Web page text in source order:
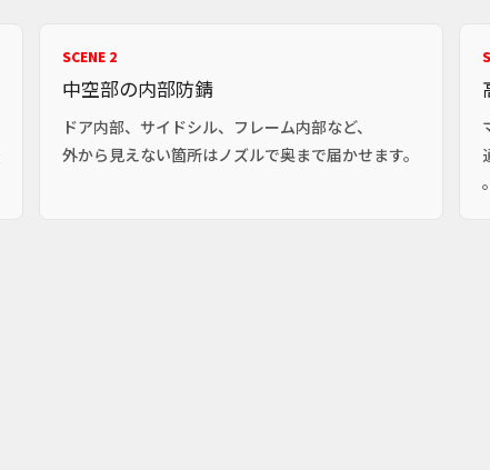
SCENE 2
中空部の内部防錆
ドア内部、サイドシル、フレーム内部など、
外から見えない箇所はノズルで奥まで届かせます。